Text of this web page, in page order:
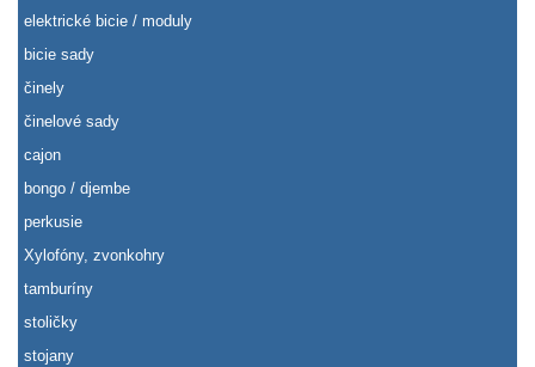
elektrické bicie / moduly
bicie sady
činely
činelové sady
cajon
bongo / djembe
perkusie
Xylofóny, zvonkohry
tamburíny
stoličky
stojany